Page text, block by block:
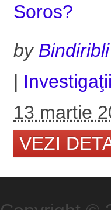
Soros?
by Bindiribli
| Investigaţii
13 martie
VEZI